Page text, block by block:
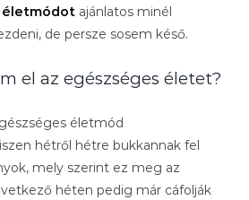
ajánlatos minél
de persze sosem késő.
el az egészséges életet?
életmód
hétről hétre bukkannak fel
mely szerint ez meg az
héten pedig már cáfolják